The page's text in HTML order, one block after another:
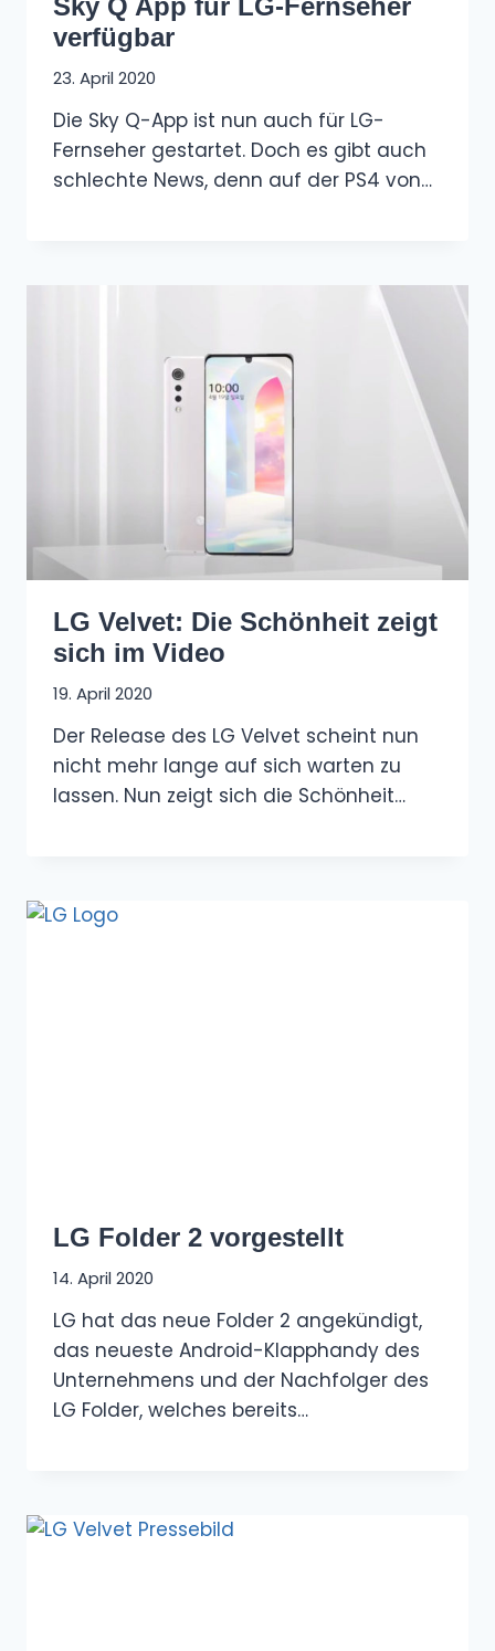
Sky Q App für LG-Fernseher
verfügbar
23. April 2020
Die Sky Q-App ist nun auch für LG-
Fernseher gestartet. Doch es gibt auch
schlechte News, denn auf der PS4 von…
LG Velvet: Die Schönheit zeigt
sich im Video
19. April 2020
Der Release des LG Velvet scheint nun
nicht mehr lange auf sich warten zu
lassen. Nun zeigt sich die Schönheit…
LG Folder 2 vorgestellt
14. April 2020
LG hat das neue Folder 2 angekündigt,
das neueste Android-Klapphandy des
Unternehmens und der Nachfolger des
LG Folder, welches bereits…